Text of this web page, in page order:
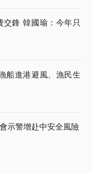
鋒 韓國瑜：今年只
船進港避風、漁民生
示警增赴中安全風險